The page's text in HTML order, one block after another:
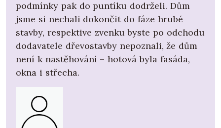
podmínky pak do puntíku dodrželi. Dům
jsme si nechali dokončit do fáze hrubé
stavby, respektive zvenku byste po odchodu
dodavatele dřevostavby nepoznali, že dům
není k nastěhování – hotová byla fasáda,
okna i střecha.